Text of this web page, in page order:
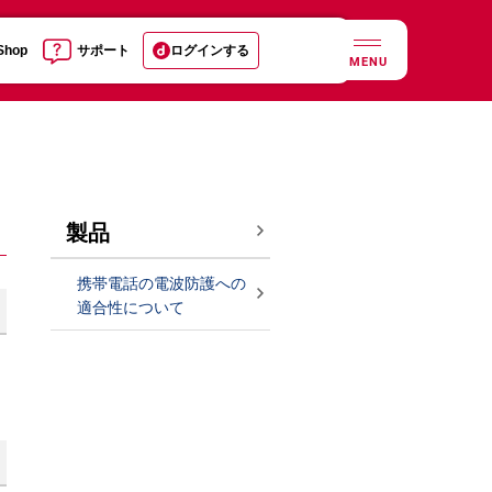
サポート ログインする
MENU
製品
携帯電話の電波防護への
適合性について